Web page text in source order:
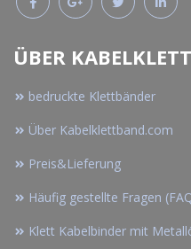
ÜBER
bedruckte Klettbänder
Über Kabelklettband.com
Preis&Lieferung
Häufig gestellte Fragen
Klett Kabelbinder mit